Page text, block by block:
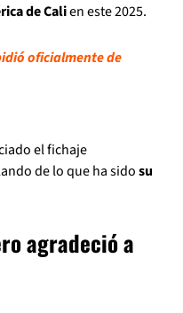
de Calien este 2025.
oficialmente de
el fichaje
de lo que ha sidosu
agradeció a